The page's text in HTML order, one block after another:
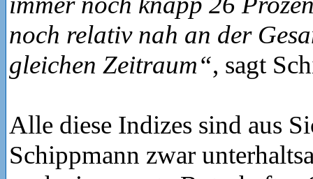
noch relativ nah an der
gleichen Zeitraum“, sagt
Alle diese Indizes sind aus
Schippmann zwar